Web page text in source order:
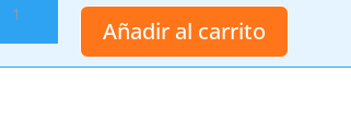
asistida
Añadir al carrito